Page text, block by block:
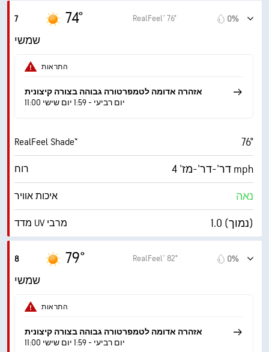
AccuLumen Brightness Index™
כיסוי עננים
ראות 10 מייל
7 74° RealFeel® 76° 0%
שמשי
התראות
אזהרה אדומה לטמפרטורה גבוהה בצורה קיצונית
11:00 יום רביעי - 1:59 יום שישי
RealFeel Shade™ 76°
רוח דר'-דר'-מז' 4 mph
איכות אוויר נאה
מדד UV מרבי 1.0 (נמוך)
לחות
נקודת טל
AccuLumen Brightness Index™
8 79° RealFeel® 82° 0%
שמשי
התראות
אזהרה אדומה לטמפרטורה גבוהה בצורה קיצונית
11:00 יום רביעי - 1:59 יום שישי